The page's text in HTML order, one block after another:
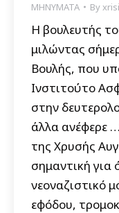
ΜΗΝΥΜΑΤΑ By
Η βουλευτής
μιλώντας
Βουλής, που
Ινστιτούτο
στην
άλλα ανέφερε
της Χρυσής
σημαντική για
νεοναζιστικό
εφόδου,